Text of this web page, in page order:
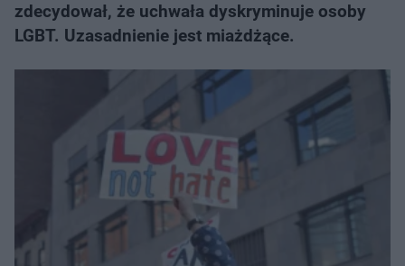
zdecydował, że uchwała dyskryminuje osoby
LGBT. Uzasadnienie jest miażdżące.